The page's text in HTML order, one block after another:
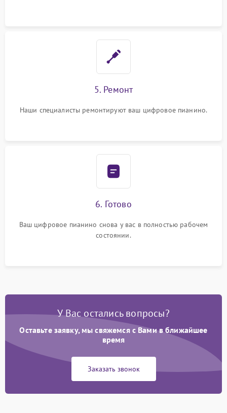
5. Ремонт
Наши специалисты ремонтируют ваш цифровое пианино.
6. Готово
Ваш цифровое пианино снова у вас в полностью рабочем
состоянии.
У Вас остались вопросы?
Оставьте заявку, мы свяжемся с Вами в ближайшее
время
Заказать звонок